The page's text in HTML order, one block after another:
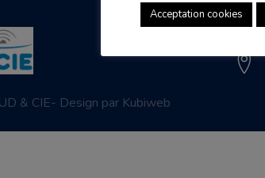
& CIE- Design par Kubiweb
Acceptation cookies